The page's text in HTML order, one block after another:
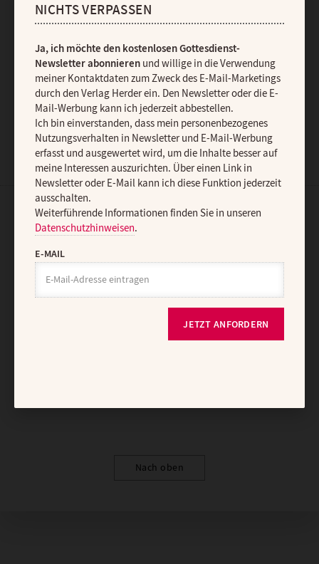
Datenschutzhinweisen
JETZT ANMELDEN
AGB und Widerrufsbelehrung Datenschutz Barrierefreiheit
Vertrag widerrufen
Nach oben
NICHTS VERPASSEN
Ja, ich möchte den kostenlosen Gottesdienst-
Newsletter abonnierenund willige in die Verwendung
meiner Kontaktdaten zum Zweck des E-Mail-Marketings
durch den Verlag Herder ein. Den Newsletter oder die E-
Mail-Werbung kann ich jederzeit abbestellen.
Ich bin einverstanden, dass mein personenbezogenes
Nutzungsverhalten in Newsletter und E-Mail-Werbung
erfasst und ausgewertet wird, um die Inhalte besser auf
meine Interessen auszurichten. Über einen Link in
Newsletter oder E-Mail kann ich diese Funktion jederzeit
ausschalten.
Weiterführende Informationen finden Sie in unseren
Datenschutzhinweisen.
E-MAIL
JETZT ANFORDERN